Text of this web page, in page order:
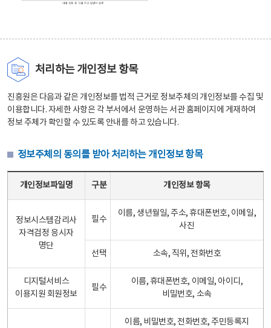
처리하는 개인정보 항목
진흥원은 다음과 같은 개인정보를 법적 근거로 정보주체의 개인정보를 수집 및
이용합니다. 자세한 사항은 각 부서에서 운영하는 서관 홈페이지에 게재하여
정보 주체가 확인할 수 있도록 안내를 하고 있습니다.
정보주체의 동의를 받아 처리하는 개인정보 항목
개인정보파일명 구분 개인정보 항목
정보시스템감리사
자격검정 응시자
명단
필수
이름, 생년월일, 주소, 휴대폰번호, 이메일,
사진
선택 소속, 직위, 전화번호
디지털서비스
이용지원 회원정보
필수
이름, 휴대폰번호, 이메일, 아이디,
비밀번호, 소속
이름, 비밀번호, 전화번호, 주민등록지